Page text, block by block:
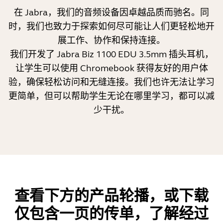
在 Jabra，我们的音频设备因卓越品质而驰名。同
时，我们也致力于探索如何尽可能让人们更轻松地开
展工作、协作和保持连接。
我们开发了 Jabra Biz 1100 EDU 3.5mm 插头耳机，
让学生可以使用 Chromebook 获得友好的用户体
验，确保轻松访问和无缝连接。我们也许无法让学习
更简单，但可以帮助学生无论在哪里学习，都可以减
少干扰。
查看下方的产品轮播，或下载
仅包含一页的传单，了解经过